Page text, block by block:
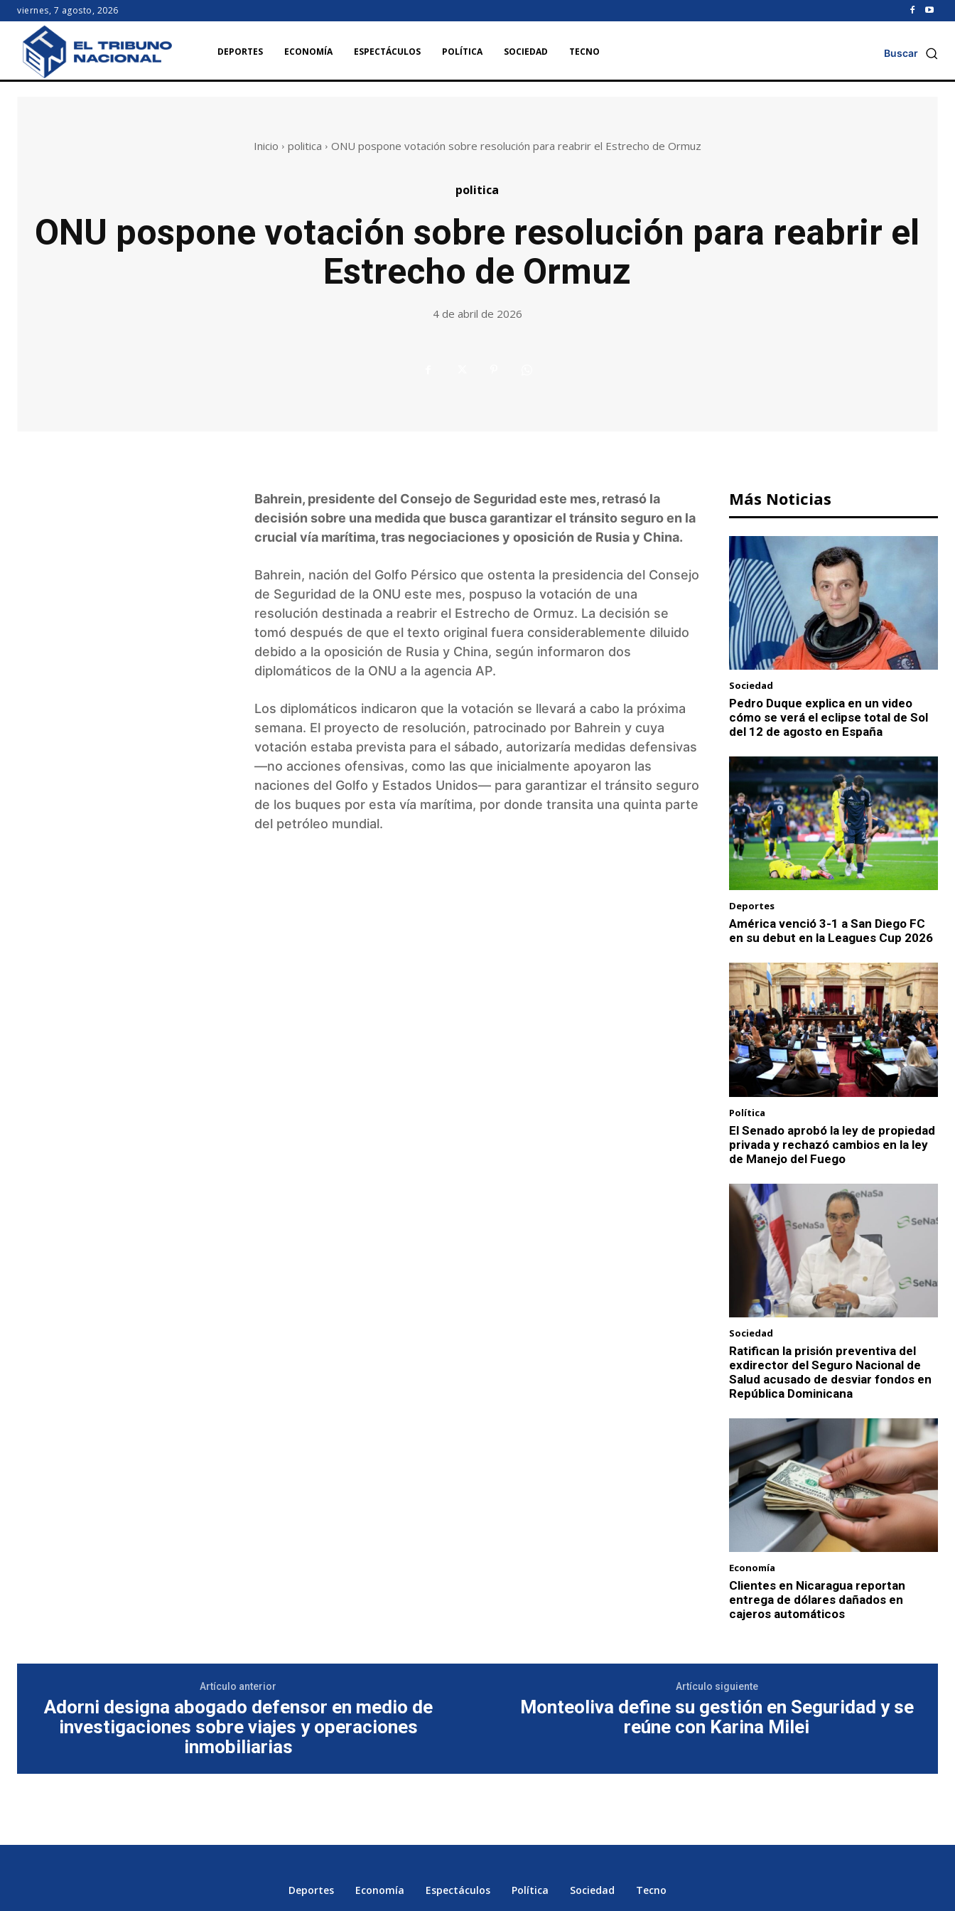
viernes, 7 agosto, 2026
DEPORTES ECONOMÍA ESPECTÁCULOS POLÍTICA SOCIEDAD TECNO Buscar
Inicio politica ONU pospone votación sobre resolución para reabrir el Estrecho de Ormuz
politica
ONU pospone votación sobre resolución para reabrir el
Estrecho de Ormuz
4 de abril de 2026
Bahrein, presidente del Consejo de Seguridad este mes, retrasó la
decisión sobre una medida que busca garantizar el tránsito seguro en la
crucial vía marítima, tras negociaciones y oposición de Rusia y China.
Bahrein, nación del Golfo Pérsico que ostenta la presidencia del Consejo
de Seguridad de la ONU este mes, pospuso la votación de una
resolución destinada a reabrir el Estrecho de Ormuz. La decisión se
tomó después de que el texto original fuera considerablemente diluido
debido a la oposición de Rusia y China, según informaron dos
diplomáticos de la ONU a la agencia AP.
Los diplomáticos indicaron que la votación se llevará a cabo la próxima
semana. El proyecto de resolución, patrocinado por Bahrein y cuya
votación estaba prevista para el sábado, autorizaría medidas defensivas
—no acciones ofensivas, como las que inicialmente apoyaron las
naciones del Golfo y Estados Unidos— para garantizar el tránsito seguro
de los buques por esta vía marítima, por donde transita una quinta parte
del petróleo mundial.
Más Noticias
Sociedad
Pedro Duque explica en un video
cómo se verá el eclipse total de Sol
del 12 de agosto en España
Deportes
América venció 3-1 a San Diego FC
en su debut en la Leagues Cup 2026
Política
El Senado aprobó la ley de propiedad
privada y rechazó cambios en la ley
de Manejo del Fuego
Sociedad
Ratifican la prisión preventiva del
exdirector del Seguro Nacional de
Salud acusado de desviar fondos en
República Dominicana
Economía
Clientes en Nicaragua reportan
entrega de dólares dañados en
cajeros automáticos
Artículo anterior
Adorni designa abogado defensor en medio de
investigaciones sobre viajes y operaciones
inmobiliarias
Artículo siguiente
Monteoliva define su gestión en Seguridad y se
reúne con Karina Milei
Deportes Economía Espectáculos Política Sociedad Tecno